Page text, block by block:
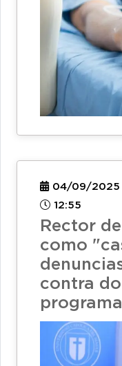
04/09/2025
12:55
Rector
como
contra
programa